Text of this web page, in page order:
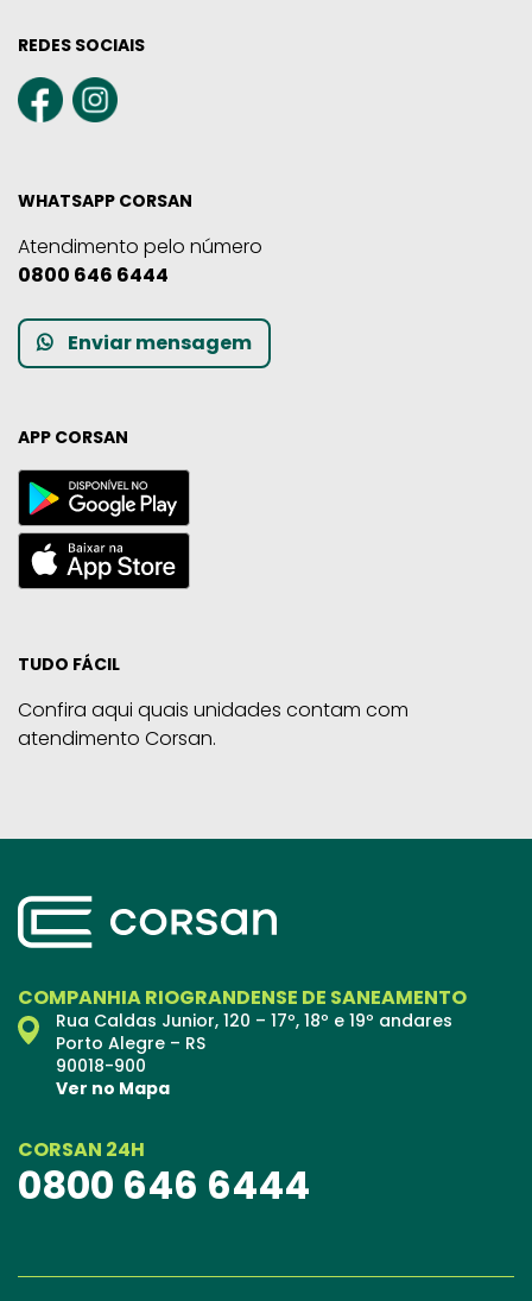
REDES SOCIAIS
WHATSAPP CORSAN
Atendimento pelo número
0800 646 6444
Enviar mensagem
APP CORSAN
TUDO FÁCIL
Confira aqui quais unidades contam com
atendimento Corsan.
COMPANHIA RIOGRANDENSE DE SANEAMENTO
Rua Caldas Junior, 120 – 17º, 18º e 19º andares
Porto Alegre – RS
90018-900
Ver no Mapa
CORSAN 24H
0800 646 6444